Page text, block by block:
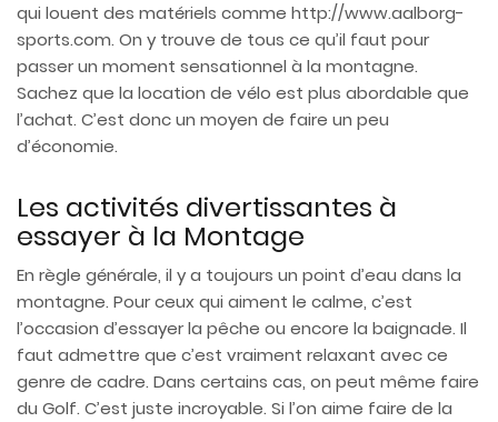
qui louent des matériels comme http://www.aalborg-
sports.com. On y trouve de tous ce qu’il faut pour
passer un moment sensationnel à la montagne.
Sachez que la location de vélo est plus abordable que
l’achat. C’est donc un moyen de faire un peu
d’économie.
Les activités divertissantes à
essayer à la Montage
En règle générale, il y a toujours un point d’eau dans la
montagne. Pour ceux qui aiment le calme, c’est
l’occasion d’essayer la pêche ou encore la baignade. Il
faut admettre que c’est vraiment relaxant avec ce
genre de cadre. Dans certains cas, on peut même faire
du Golf. C’est juste incroyable. Si l’on aime faire de la